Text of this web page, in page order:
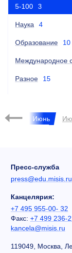
5-100 3
Наука 4
Образование 10
Международное
Разное 15
Май Июнь
Пресс-служба
press@edu.misis.ru
Канцелярия:
+7 495 955-00- 32
Факс: +7 499 236-
kancela@misis.ru
119049, Москва,